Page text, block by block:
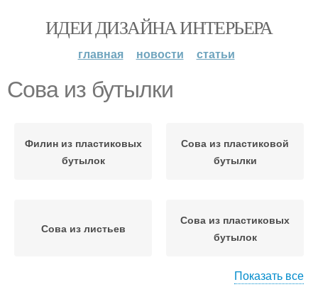
ИДЕИ ДИЗАЙНА ИНТЕРЬЕРА
главная новости статьи
Сова из бутылки
Филин из пластиковых
бутылок
Сова из пластиковой
бутылки
Сова из листьев
Сова из пластиковых
бутылок
Показать все